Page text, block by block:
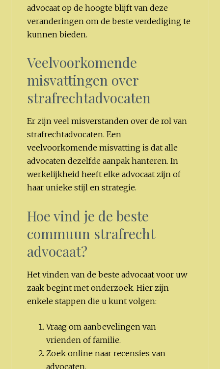
advocaat op de hoogte blijft van deze
veranderingen om de beste verdediging te
kunnen bieden.
Veelvoorkomende
misvattingen over
strafrechtadvocaten
Er zijn veel misverstanden over de rol van
strafrechtadvocaten. Een
veelvoorkomende misvatting is dat alle
advocaten dezelfde aanpak hanteren. In
werkelijkheid heeft elke advocaat zijn of
haar unieke stijl en strategie.
Hoe vind je de beste
commuun strafrecht
advocaat?
Het vinden van de beste advocaat voor uw
zaak begint met onderzoek. Hier zijn
enkele stappen die u kunt volgen:
Vraag om aanbevelingen van
vrienden of familie.
Zoek online naar recensies van
advocaten.